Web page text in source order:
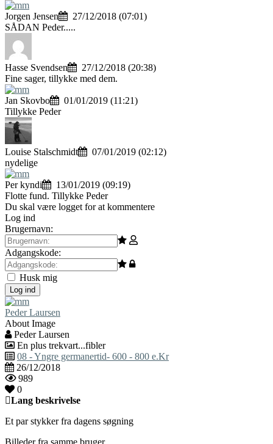
Jorgen Jensen
27/12/2018 (07:01)
SÅDAN Peder.....
Hasse Svendsen
27/12/2018 (20:38)
Fine sager, tillykke med dem.
Jan Skovbo
01/01/2019 (11:21)
Tillykke Peder
Louise Stalschmidt
07/01/2019 (02:12)
nydelige
Per kyndi
13/01/2019 (09:19)
Flotte fund. Tillykke Peder
Du skal være logget for at kommentere
Log ind
Brugernavn:
Adgangskode:
Husk mig
Log ind
Peder Laursen
About Image
Peder Laursen
En plus trekvart...fibler
08 - Yngre germanertid- 600 - 800 e.Kr
26/12/2018
989
0
Lang beskrivelse
Et par stykker fra dagens søgning
Billeder fra samme bruger